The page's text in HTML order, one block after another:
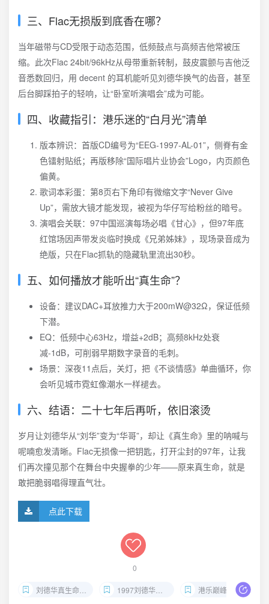
三、Flac无损版到底香在哪？
当年磁带与CD受限于动态范围，低频鼓点与高频吉他常被压
缩。此次Flac 24bit/96kHz从母带重新转制，鼓皮震颤与吉他泛
音悉数回归，用 decent 的耳机能听见刘德华换气的齿音，甚至
后台脚踩拍子的轻响，让“卧室听演唱会”成为可能。
四、收藏指引：港乐迷的“白月光”清单
版本辨识：首版CD编号为“EEG-1997-AL-01”，侧脊有金
色镭射贴纸；再版移除“国际唱片业协会”Logo，内页颜色
偏黄。
歌词本彩蛋：第8页右下角印有微缩文字“Never Give
Up”，需放大镜才能发现，被视为华仔写给粉丝的暗号。
演唱会关联：97中国巡演每场必唱《甘心》，但97年底
红馆场因声带发炎临时换成《兄弟姊妹》，现场录音成为
绝版，只在Flac抓轨的隐藏轨里流出30秒。
五、如何播放才能听出“真生命”？
设备：建议DAC+耳放推力大于200mW@32Ω，保证低频
下潜。
EQ：低频中心63Hz，增益+2dB；高频8kHz处衰
减-1dB，可削弱早期数字录音的毛刺。
场景：深夜11点后，关灯，把《不谈情感》单曲循环，你
会听见城市霓虹像潮水一样褪去。
六、结语：二十七年后再听，依旧滚烫
岁月让刘德华从“刘华”变为“华哥”，却让《真生命》里的呐喊与
呢喃愈发清晰。Flac无损像一把钥匙，打开尘封的97年，让我
们再次撞见那个在舞台中央握拳的少年——原来真生命，就是
敢把脆弱唱得理直气壮。
点此下载
0
刘德华真生命flac下载 1997刘德华无损专辑 港乐巅峰专辑推荐